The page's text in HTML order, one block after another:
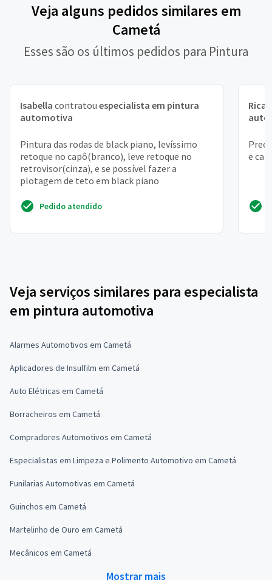
Veja alguns pedidos similares em
Cametá
Esses são os últimos pedidos para Pintura
Isabella contratou especialista em pintura
automotiva
Pintura das rodas de black piano, levíssimo
retoque no capô(branco), leve retoque no
retrovisor(cinza), e se possível fazer a
plotagem de teto em black piano
Pedido atendido
e
Veja serviços similares para especialista
em pintura automotiva
Alarmes Automotivos em Cametá
Aplicadores de Insulfilm em Cametá
Auto Elétricas em Cametá
Borracheiros em Cametá
Compradores Automotivos em Cametá
Especialistas em Limpeza e Polimento Automotivo em Cametá
Funilarias Automotivas em Cametá
Guinchos em Cametá
Martelinho de Ouro em Cametá
Mecânicos em Cametá
Mostrar mais